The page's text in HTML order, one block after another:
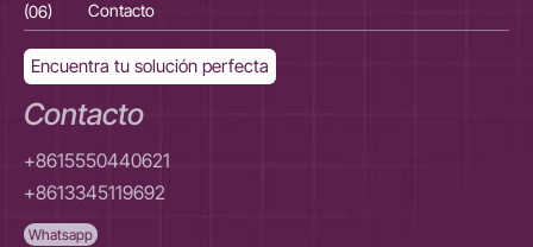
(06)
Contacto
Encuentra tu solución perfecta
Contacto
+8615550440621
+8613345119692
Whatsapp